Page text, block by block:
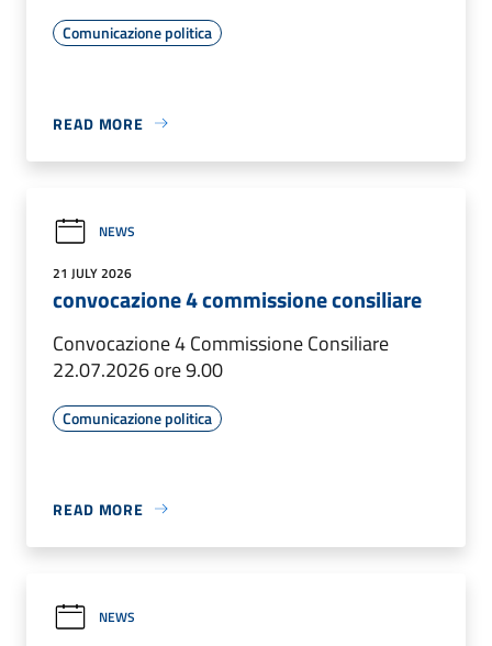
Comunicazione politica
READ MORE
NEWS
21 JULY 2026
convocazione 4 commissione consiliare
Convocazione 4 Commissione Consiliare
22.07.2026 ore 9.00
Comunicazione politica
READ MORE
NEWS